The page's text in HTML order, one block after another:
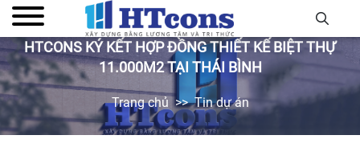
HTCONS KÝ KẾT HỢP ĐỒNG THIẾT KẾ BIỆT THỰ
11.000M2 TẠI THÁI BÌNH
Trang chủ Tin dự án